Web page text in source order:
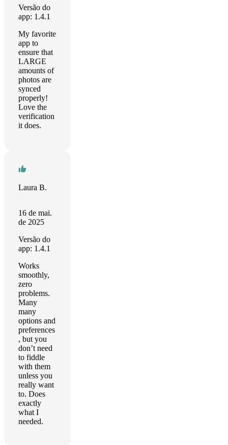
Versão do
app: 1.4.1
My favorite
app to
ensure that
LARGE
amounts of
photos are
synced
properly!
Love the
verification
it does.
Laura B.
16 de mai.
de 2025
Versão do
app: 1.4.1
Works
smoothly,
zero
problems.
Many
many
options and
preferences
, but you
don’t need
to fiddle
with them
unless you
really want
to. Does
exactly
what I
needed.